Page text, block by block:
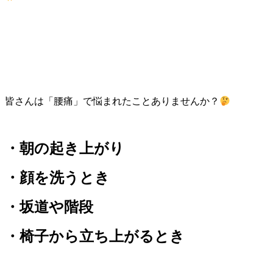
皆さんは「腰痛」で悩まれたことありませんか？
・朝の起き上がり
・顔を洗うとき
・坂道や階段
・椅子から立ち上がるとき